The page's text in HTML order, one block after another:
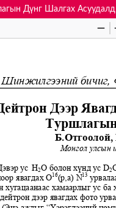
Дүнг Шалгах Асуудалд